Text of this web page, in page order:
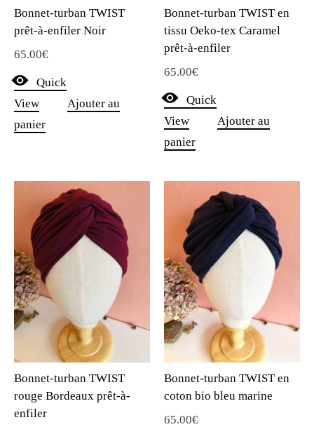
prêt-à-enfiler Noir
65.00€
Quick
View
panier
tissu Oeko-tex Caramel
prêt-à-enfiler
65.00€
Quick
View
panier
Bonnet-turban TWIST
rouge Bordeaux prêt-à-
enfiler
65.00€
Bonnet-turban TWIST en
coton bio bleu marine
65.00 €